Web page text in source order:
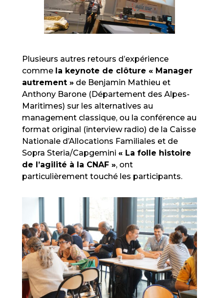
Plusieurs autres retours d’expérience
comme la keynote de clôture « Manager
autrement »de Benjamin Mathieu et
Anthony Barone (Département des Alpes-
Maritimes) sur les alternatives au
management classique, ou la conférence au
format original (interview radio) de la Caisse
Nationale d’Allocations Familiales et de
Sopra Steria/Capgemini « La folle histoire
de l’agilité à la CNAF », ont
particulièrement touché les participants.